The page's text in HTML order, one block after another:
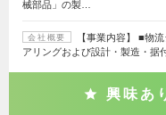
械部品」の製…
会社概要
【事業内容】 ■物
アリングおよび設計・製造・
興味あ